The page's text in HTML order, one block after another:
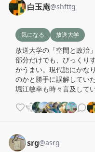
白玉庵@shfttg
気になる 放送大学
放送大学の「空間と政治
部分だけでも、びっくり
がうまい。現代語にかな
のかと勝手に誤解していた
堀江敏幸も時々言及して
srg@asrg